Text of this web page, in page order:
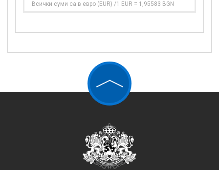
Всички суми са в евро (EUR) /1 EUR = 1,95583 BGN